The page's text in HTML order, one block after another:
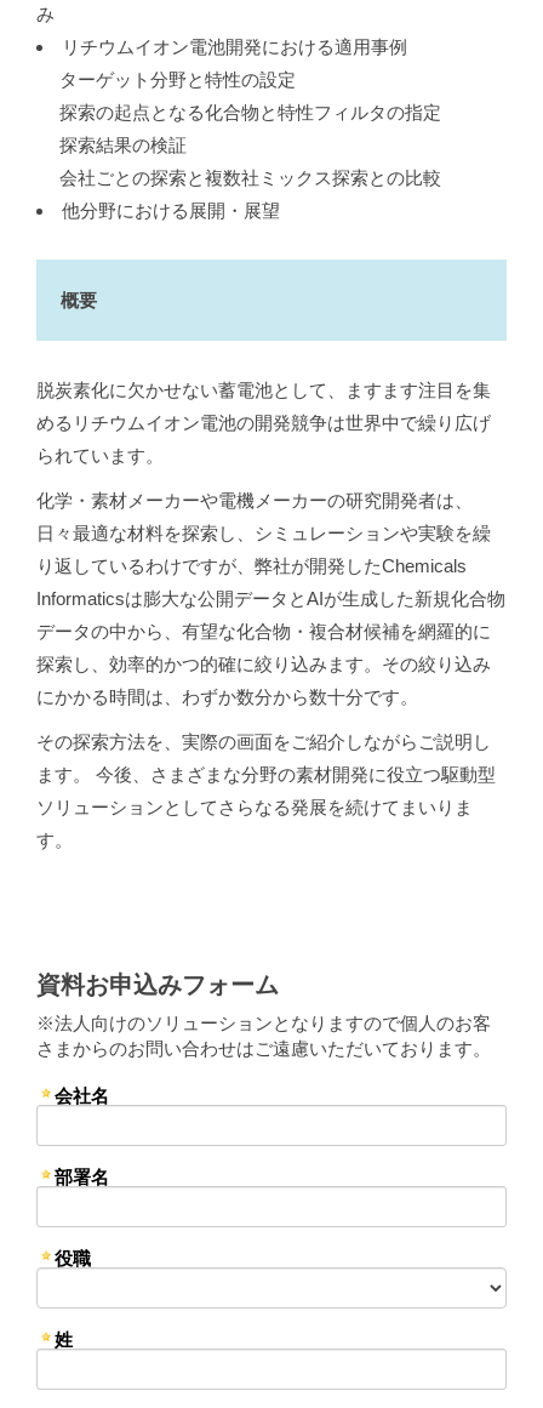
み
リチウムイオン電池開発における適用事例
ターゲット分野と特性の設定
探索の起点となる化合物と特性フィルタの指定
探索結果の検証
会社ごとの探索と複数社ミックス探索との比較
他分野における展開・展望
概要
脱炭素化に欠かせない蓄電池として、ますます注目を集
めるリチウムイオン電池の開発競争は世界中で繰り広げ
られています。
化学・素材メーカーや電機メーカーの研究開発者は、
日々最適な材料を探索し、シミュレーションや実験を繰
り返しているわけですが、弊社が開発したChemicals
Informaticsは膨大な公開データとAIが生成した新規化合物
データの中から、有望な化合物・複合材候補を網羅的に
探索し、効率的かつ的確に絞り込みます。その絞り込み
にかかる時間は、わずか数分から数十分です。
その探索方法を、実際の画面をご紹介しながらご説明し
ます。 今後、さまざまな分野の素材開発に役立つ駆動型
ソリューションとしてさらなる発展を続けてまいりま
す。
資料お申込みフォーム
※法人向けのソリューションとなりますので個人のお客
さまからのお問い合わせはご遠慮いただいております。
会社名
部署名
役職
姓